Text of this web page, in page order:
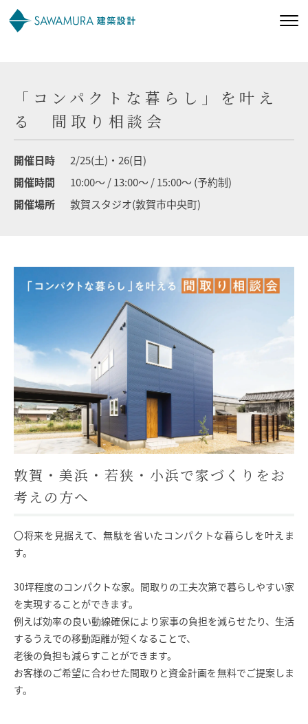
私たちの家づくり
施工事例
オーナー様向け
モデルハウス
資料請求
SAWAMURAリフォーム
SAWAMURA不動産
「コンパクトな暮らし」を叶え
る 間取り相談会
開催日時
2/25(土)・26(日)
開催時間
10:00～ / 13:00～ / 15:00～ (予約制)
開催場所
敦賀スタジオ(敦賀市中央町)
敦賀・美浜・若狭・小浜で家づくりをお
考えの方へ
〇将来を見据えて、無駄を省いたコンパクトな暮らしを叶えま
す。
30坪程度のコンパクトな家。間取りの工夫次第で暮らしやすい家
を実現することができます。
例えば効率の良い動線確保により家事の負担を減らせたり、生活
するうえでの移動距離が短くなることで、
老後の負担も減らすことができます。
お客様のご希望に合わせた間取りと資金計画を無料でご提案しま
す。